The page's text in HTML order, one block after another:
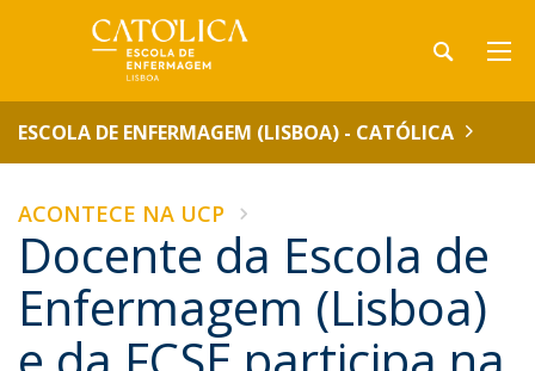
ESCOLA DE ENFERMAGEM (LISBOA) - CATÓLICA
ACONTECE NA UCP
Docente da Escola de
Enfermagem (Lisboa)